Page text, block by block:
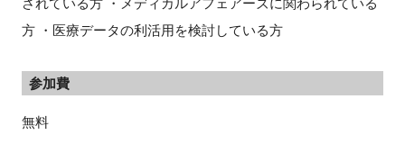
方 ・医療データの利活用を検討している方
参加費
無料